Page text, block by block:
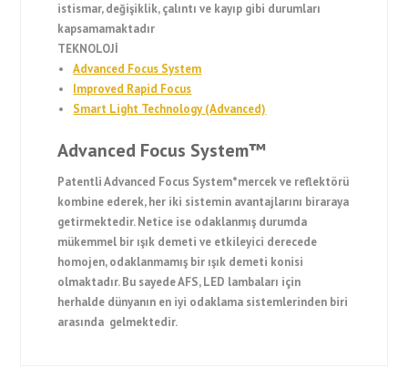
istismar, değişiklik, çalıntı ve kayıp gibi durumları
kapsamamaktadır
TEKNOLOJİ
Advanced Focus System
Improved Rapid Focus
Smart Light Technology (Advanced)
Advanced Focus System™
Patentli Advanced Focus System*mercek ve reflektörü
kombine ederek, her iki sistemin avantajlarını biraraya
getirmektedir. Netice ise odaklanmış durumda
mükemmel bir ışık demeti ve etkileyici derecede
homojen, odaklanmamış bir ışık demeti konisi
olmaktadır. Bu sayede AFS, LED lambaları için
herhalde dünyanın en iyi odaklama sistemlerinden biri
arasında gelmektedir.